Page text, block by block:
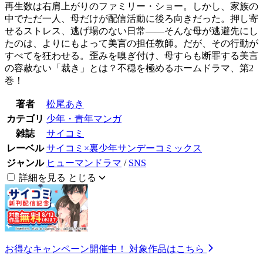
再生数は右肩上がりのファミリー・ショー。しかし、家族の
中でただ一人、母だけが配信活動に後ろ向きだった。押し寄
せるストレス、逃げ場のない日常――そんな母が逃避先にし
たのは、よりにもよって美言の担任教師。だが、その行動が
すべてを狂わせる。歪みを嗅ぎ付け、母すらも断罪する美言
の容赦ない「裁き」とは？不穏を極めるホームドラマ、第2
巻！
著者
松尾あき
カテゴリ 少年・青年マンガ
雑誌
サイコミ
レーベル サイコミ×裏少年サンデーコミックス
ジャンル ヒューマンドラマ / SNS
詳細を見る とじる
お得なキャンペーン開催中！ 対象作品はこちら